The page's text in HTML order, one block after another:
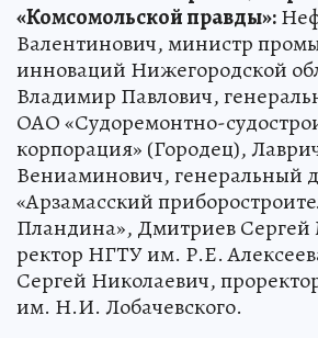
«Комсомольской правды»:
Валентинович, министр
инноваций Нижегородской
Владимир Павлович,
ОАО «Судоремонтно-
корпорация» (Городец),
Вениаминович, генеральный
«Арзамасский
Пландина», Дмитриев
ректор НГТУ им. Р.Е.
Сергей Николаевич,
им. Н.И. Лобачевского.